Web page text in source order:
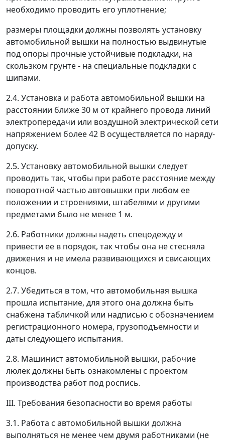
необходимо проводить его уплотнение;
размеры площадки должны позволять установку
автомобильной вышки на полностью выдвинутые
под опоры прочные устойчивые подкладки, на
скользком грунте - на специальные подкладки с
шипами.
2.4. Установка и работа автомобильной вышки на
расстоянии ближе 30 м от крайнего провода линий
электропередачи или воздушной электрической сети
напряжением более 42 В осуществляется по наряду-
допуску.
2.5. Установку автомобильной вышки следует
проводить так, чтобы при работе расстояние между
поворотной частью автовышки при любом ее
положении и строениями, штабелями и другими
предметами было не менее 1 м.
2.6. Работники должны надеть спецодежду и
привести ее в порядок, так чтобы она не стесняла
движения и не имела развивающихся и свисающих
концов.
2.7. Убедиться в том, что автомобильная вышка
прошла испытание, для этого она должна быть
снабжена табличкой или надписью с обозначением
регистрационного номера, грузоподъемности и
даты следующего испытания.
2.8. Машинист автомобильной вышки, рабочие
люлек должны быть ознакомлены с проектом
производства работ под роспись.
III. Требования безопасности во время работы
3.1. Работа с автомобильной вышки должна
выполняться не менее чем двумя работниками (не